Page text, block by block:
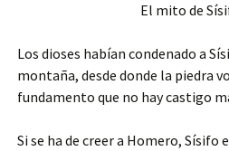
El mito de
Los dioses habían condenado a
montaña, desde donde la piedra
fundamento que no hay castigo
Si se ha de creer a Homero,